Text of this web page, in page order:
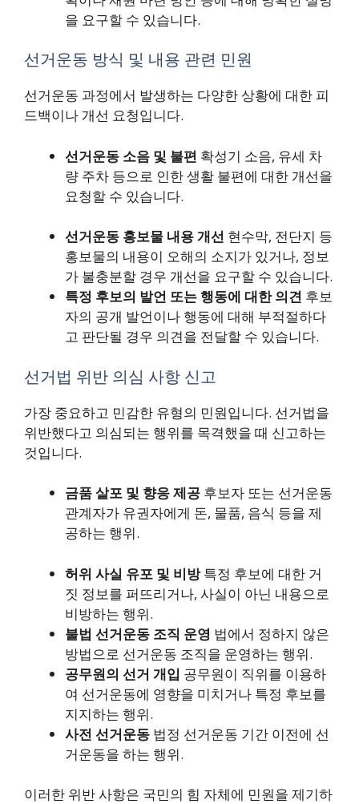
을 요구할 수 있습니다.
선거운동 방식 및 내용 관련 민원
선거운동 과정에서 발생하는 다양한 상황에 대한 피
드백이나 개선 요청입니다.
선거운동 소음 및 불편 확성기 소음, 유세 차
량 주차 등으로 인한 생활 불편에 대한 개선을
요청할 수 있습니다.
선거운동 홍보물 내용 개선 현수막, 전단지 등
홍보물의 내용이 오해의 소지가 있거나, 정보
가 불충분할 경우 개선을 요구할 수 있습니다.
특정 후보의 발언 또는 행동에 대한 의견 후보
자의 공개 발언이나 행동에 대해 부적절하다
고 판단될 경우 의견을 전달할 수 있습니다.
선거법 위반 의심 사항 신고
가장 중요하고 민감한 유형의 민원입니다. 선거법을
위반했다고 의심되는 행위를 목격했을 때 신고하는
것입니다.
금품 살포 및 향응 제공 후보자 또는 선거운동
관계자가 유권자에게 돈, 물품, 음식 등을 제
공하는 행위.
허위 사실 유포 및 비방특정 후보에 대한 거
짓 정보를 퍼뜨리거나, 사실이 아닌 내용으로
비방하는 행위.
불법 선거운동 조직 운영 법에서 정하지 않은
방법으로 선거운동 조직을 운영하는 행위.
공무원의 선거 개입 공무원이 직위를 이용하
여 선거운동에 영향을 미치거나 특정 후보를
지지하는 행위.
사전 선거운동 법정 선거운동 기간 이전에 선
거운동을 하는 행위.
이러한 위반 사항은 국민의 힘 자체에 민원을 제기하